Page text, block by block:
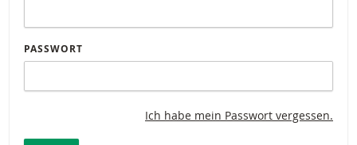
PASSWORT
Ich habe mein Passwort vergessen.